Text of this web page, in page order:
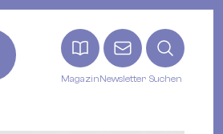
MagazinNewsletter Suchen